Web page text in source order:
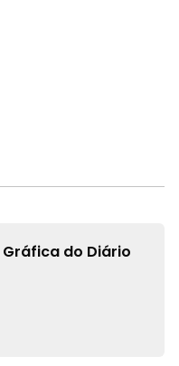
Gráfica do Diário